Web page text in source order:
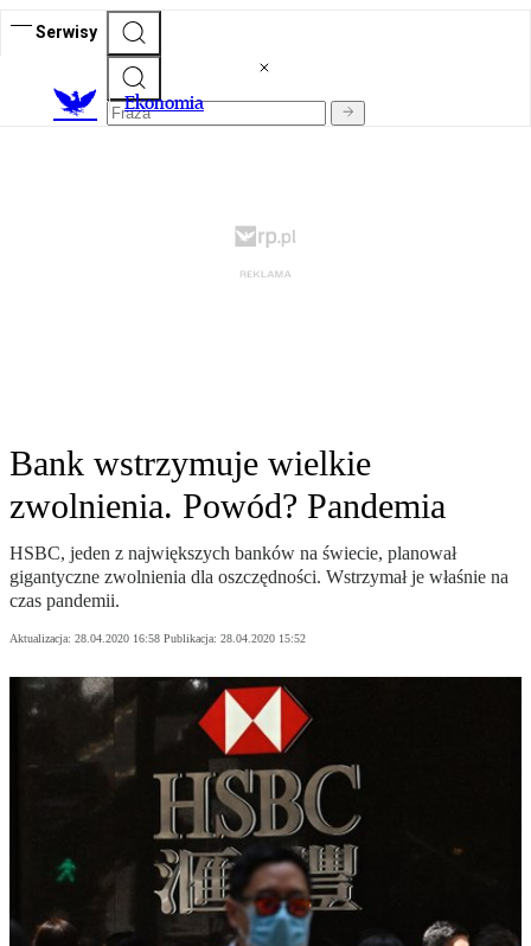
Serwisy
Ekonomia
Bank wstrzymuje wielkie
zwolnienia. Powód? Pandemia
HSBC, jeden z największych banków na świecie, planował
gigantyczne zwolnienia dla oszczędności. Wstrzymał je właśnie na
czas pandemii.
Aktualizacja: 28.04.2020 16:58 Publikacja: 28.04.2020 15:52